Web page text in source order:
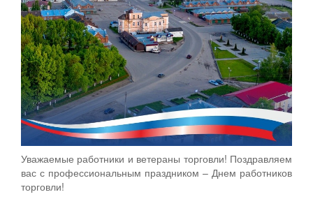
Уважаемые работники и ветераны торговли! Поздравляем
вас с профессиональным праздником – Днем работников
торговли!